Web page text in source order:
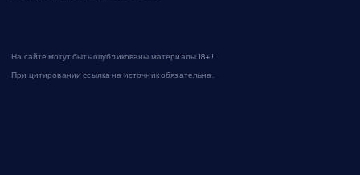
На сайте могут быть опубликованы материалы 18+!
При цитировании ссылка на источник обязательна.